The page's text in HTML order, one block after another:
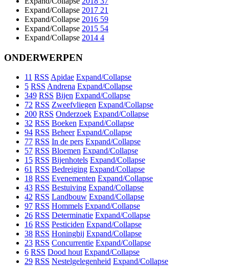
Expand/Collapse 2017 21
Expand/Collapse 2016 59
Expand/Collapse 2015 54
Expand/Collapse 2014 4
ONDERWERPEN
11 RSS Apidae Expand/Collapse
5 RSS Andrena Expand/Collapse
349 RSS Bijen Expand/Collapse
72 RSS Zweefvliegen Expand/Collapse
200 RSS Onderzoek Expand/Collapse
32 RSS Boeken Expand/Collapse
94 RSS Beheer Expand/Collapse
77 RSS In de pers Expand/Collapse
57 RSS Bloemen Expand/Collapse
15 RSS Bijenhotels Expand/Collapse
61 RSS Bedreiging Expand/Collapse
18 RSS Evenementen Expand/Collapse
43 RSS Bestuiving Expand/Collapse
42 RSS Landbouw Expand/Collapse
97 RSS Hommels Expand/Collapse
26 RSS Determinatie Expand/Collapse
16 RSS Pesticiden Expand/Collapse
38 RSS Honingbij Expand/Collapse
23 RSS Concurrentie Expand/Collapse
6 RSS Dood hout Expand/Collapse
29 RSS Nestelgelegenheid Expand/Collapse